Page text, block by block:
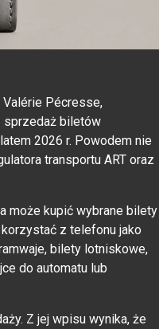
Pécresse,
sprzedaż biletów
2026 r. Powodem nie
transportu ART oraz
może kupić wybrane bilety
z telefonu jako
bilety lotniskowe,
do automatu lub
Z jej wpisu wynika, że